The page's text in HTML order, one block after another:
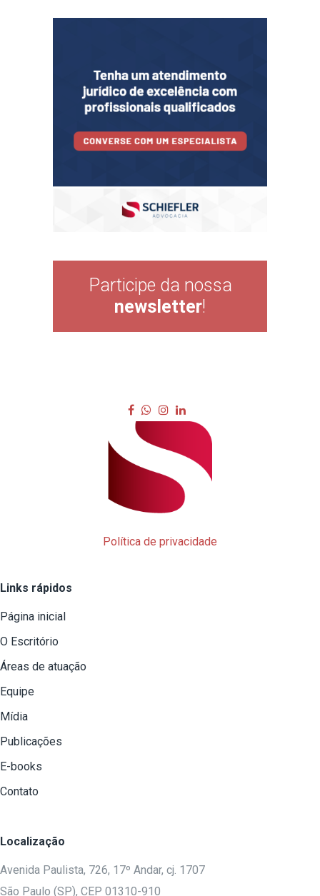
Participe da nossa
newsletter!
Política de privacidade
Links rápidos
Página inicial
O Escritório
Áreas de atuação
Equipe
Mídia
Publicações
E-books
Contato
Localização
Avenida Paulista, 726, 17º Andar, cj. 1707
São Paulo (SP), CEP 01310-910